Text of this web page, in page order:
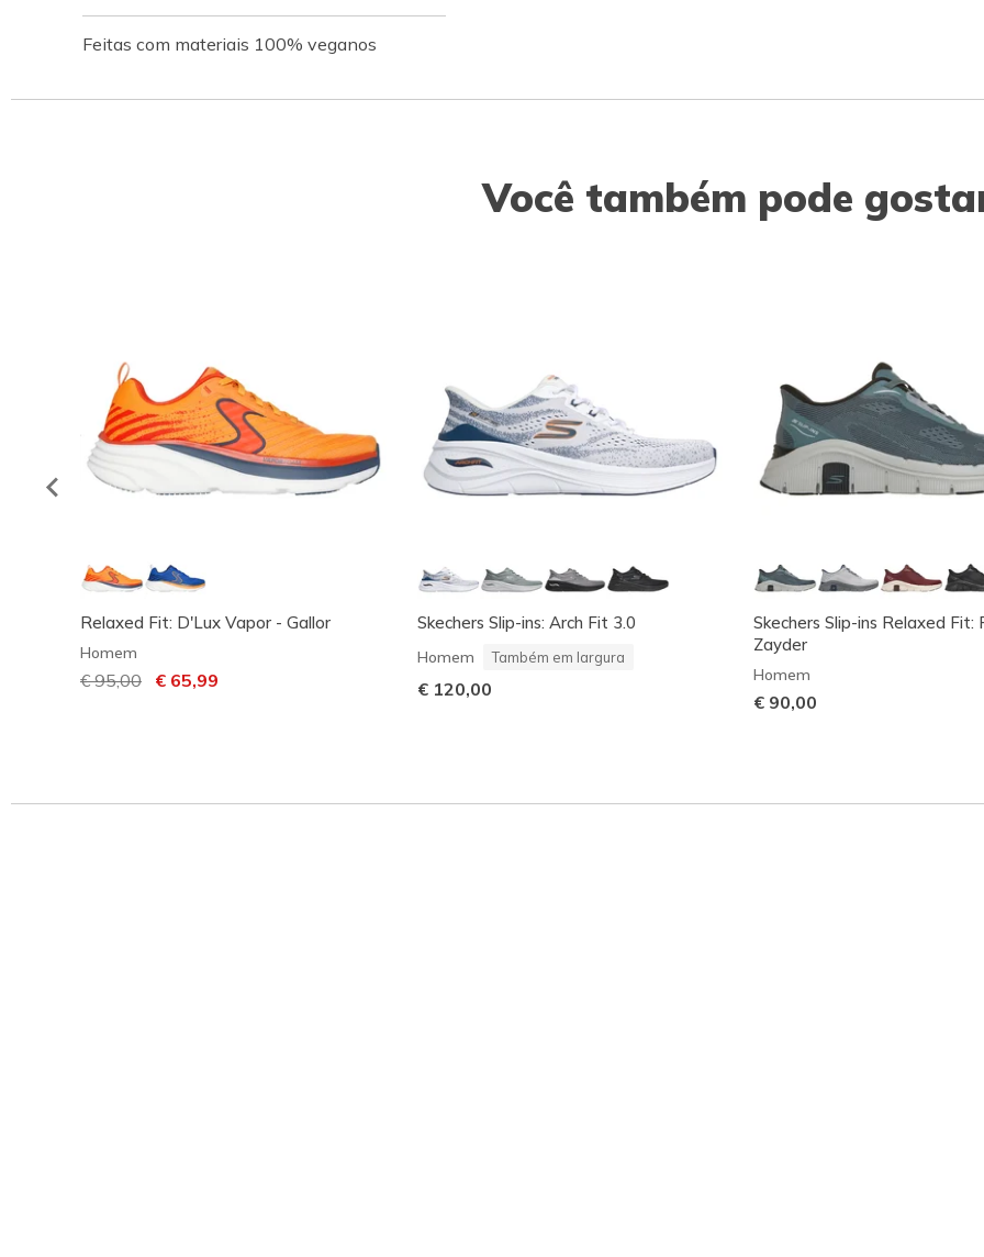
Feitas com materiais 100% veganos
Você também pode
Relaxed Fit: D'Lux Vapor - Gallor
Homem
Preço com desconto de
€ 95,00 para
€ 65,99
Skechers Slip-ins: Arch Fit 3.0
Homem Também em largura
€ 120,00
Skechers Slip-ins Relaxed Fit:
Zayder
Homem
€ 90,00